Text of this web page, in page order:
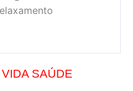
SAÚDE